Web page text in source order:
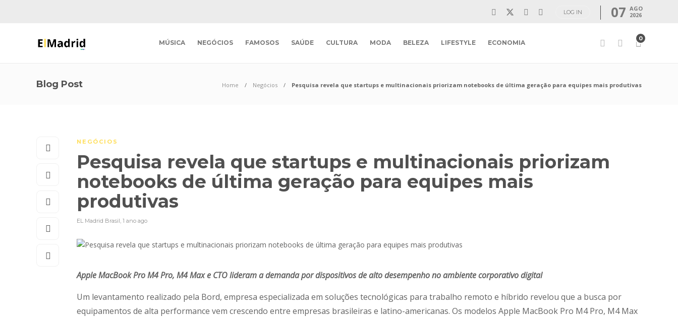
LOG IN 07 AGO
2026
MÚSICA NEGÓCIOS FAMOSOS SAÚDE CULTURA MODA BELEZA LIFESTYLE ECONOMIA
0
Blog Post Home Negócios Pesquisa revela que startups e multinacionais priorizam notebooks de última geração para equipes mais produtivas
NEGÓCIOS
Pesquisa revela que startups e multinacionais priorizam
notebooks de última geração para equipes mais
produtivas
EL Madrid Brasil, 1 ano ago
Apple MacBook Pro M4 Pro, M4 Max e CTO lideram a demanda por dispositivos de alto desempenho no ambiente corporativo digital
Um levantamento realizado pela Bord, empresa especializada em soluções tecnológicas para trabalho remoto e híbrido revelou que a busca por
equipamentos de alta performance vem crescendo entre empresas brasileiras e latino-americanas. Os modelos Apple MacBook Pro M4 Pro, M4 Max